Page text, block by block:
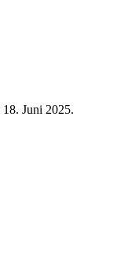
18. Juni 2025.